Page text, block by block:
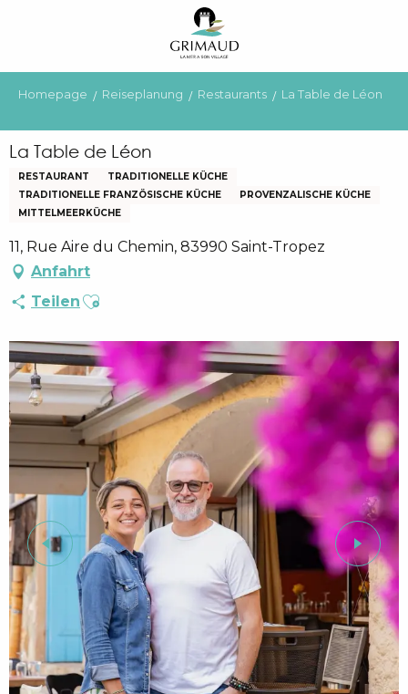
principal
Homepage Reiseplanung Restaurants La Table de Léon
La Table de Léon
RESTAURANT
TRADITIONELLE KÜCHE
TRADITIONELLE FRANZÖSISCHE KÜCHE
PROVENZALISCHE KÜCHE
MITTELMEERKÜCHE
11, Rue Aire du Chemin, 83990 Saint-Tropez
Anfahrt
Teilen Ajouter aux favoris